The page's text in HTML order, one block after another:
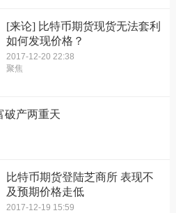
[来论] 比特币期货现货无法套利
如何发现价格？
2017-12-20 22:38
聚焦
破产两重天
比特币期货登陆芝商所 表现不
及预期价格走低
2017-12-19 15:59